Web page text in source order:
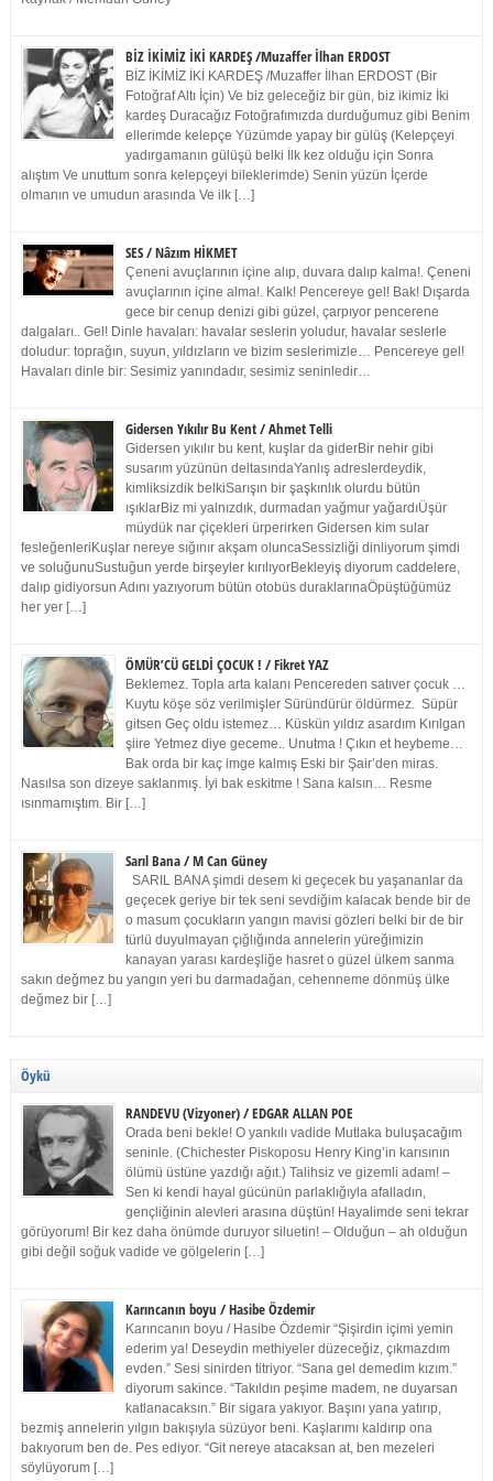
BİZ İKİMİZ İKİ KARDEŞ /Muzaffer İlhan ERDOST
BİZ İKİMİZ İKİ KARDEŞ /Muzaffer İlhan ERDOST (Bir
Fotoğraf Altı İçin) Ve biz geleceğiz bir gün, biz ikimiz İki
kardeş Duracağız Fotoğrafımızda durduğumuz gibi Benim
ellerimde kelepçe Yüzümde yapay bir gülüş (Kelepçeyi
yadırgamanın gülüşü belki İlk kez olduğu için Sonra
alıştım Ve unuttum sonra kelepçeyi bileklerimde) Senin yüzün İçerde
olmanın ve umudun arasında Ve ilk […]
SES / Nâzım HİKMET
Çeneni avuçlarının içine alıp, duvara dalıp kalma!. Çeneni
avuçlarının içine alma!. Kalk! Pencereye gel! Bak! Dışarda
gece bir cenup denizi gibi güzel, çarpıyor pencerene
dalgaları.. Gel! Dinle havaları: havalar seslerin yoludur, havalar seslerle
doludur: toprağın, suyun, yıldızların ve bizim seslerimizle… Pencereye gel!
Havaları dinle bir: Sesimiz yanındadır, sesimiz seninledir…
Gidersen Yıkılır Bu Kent / Ahmet Telli
Gidersen yıkılır bu kent, kuşlar da giderBir nehir gibi
susarım yüzünün deltasındaYanlış adreslerdeydik,
kimliksizdik belkiSarışın bir şaşkınlık olurdu bütün
ışıklarBiz mi yalnızdık, durmadan yağmur yağardıÜşür
müydük nar çiçekleri ürperirken Gidersen kim sular
fesleğenleriKuşlar nereye sığınır akşam oluncaSessizliği dinliyorum şimdi
ve soluğunuSustuğun yerde birşeyler kırılıyorBekleyiş diyorum caddelere,
dalıp gidiyorsun Adını yazıyorum bütün otobüs duraklarınaÖpüştüğümüz
her yer […]
ÖMÜR’CÜ GELDİ ÇOCUK ! / Fikret YAZ
Beklemez. Topla arta kalanı Pencereden satıver çocuk …
Kuytu köşe söz verilmişler Süründürür öldürmez. Süpür
gitsen Geç oldu istemez… Küskün yıldız asardım Kırılgan
şiire Yetmez diye geceme.. Unutma ! Çıkın et heybeme…
Bak orda bir kaç imge kalmış Eski bir Şair’den miras.
Nasılsa son dizeye saklanmış. İyi bak eskitme ! Sana kalsın… Resme
ısınmamıştım. Bir […]
Sarıl Bana / M Can Güney
SARIL BANA şimdi desem ki geçecek bu yaşananlar da
geçecek geriye bir tek seni sevdiğim kalacak bende bir de
o masum çocukların yangın mavisi gözleri belki bir de bir
türlü duyulmayan çığlığında annelerin yüreğimizin
kanayan yarası kardeşliğe hasret o güzel ülkem sanma
sakın değmez bu yangın yeri bu darmadağan, cehenneme dönmüş ülke
değmez bir […]
Öykü
RANDEVU (Vizyoner) / EDGAR ALLAN POE
Orada beni bekle! O yankılı vadide Mutlaka buluşacağım
seninle. (Chichester Piskoposu Henry King’in karısının
ölümü üstüne yazdığı ağıt.) Talihsiz ve gizemli adam! –
Sen ki kendi hayal gücünün parlaklığıyla afalladın,
gençliğinin alevleri arasına düştün! Hayalimde seni tekrar
görüyorum! Bir kez daha önümde duruyor siluetin! – Olduğun – ah olduğun
gibi değil soğuk vadide ve gölgelerin […]
Karıncanın boyu / Hasibe Özdemir
Karıncanın boyu / Hasibe Özdemir “Şişirdin içimi yemin
ederim ya! Deseydin methiyeler düzeceğiz, çıkmazdım
evden.” Sesi sinirden titriyor. “Sana gel demedim kızım.”
diyorum sakince. “Takıldın peşime madem, ne duyarsan
katlanacaksın.” Bir sigara yakıyor. Başını yana yatırıp,
bezmiş annelerin yılgın bakışıyla süzüyor beni. Kaşlarımı kaldırıp ona
bakıyorum ben de. Pes ediyor. “Git nereye atacaksan at, ben mezeleri
söylüyorum […]